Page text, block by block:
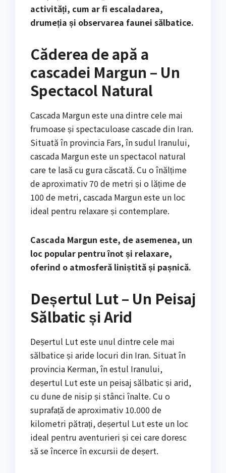
activități, cum ar fi escaladarea,
drumeția și observarea faunei sălbatice.
Căderea de apă a
cascadei Margun – Un
Spectacol Natural
Cascada Margun este una dintre cele mai
frumoase și spectaculoase cascade din Iran.
Situată în provincia Fars, în sudul Iranului,
cascada Margun este un spectacol natural
care te lasă cu gura căscată. Cu o înălțime
de aproximativ 70 de metri și o lățime de
100 de metri, cascada Margun este un loc
ideal pentru relaxare și contemplare.
Cascada Margun este, de asemenea, un
loc popular pentru înot și relaxare,
oferind o atmosferă liniștită și pașnică.
Deșertul Lut – Un Peisaj
Sălbatic și Arid
Deșertul Lut este unul dintre cele mai
sălbatice și aride locuri din Iran. Situat în
provincia Kerman, în estul Iranului,
deșertul Lut este un peisaj sălbatic și arid,
cu dune de nisip și stânci înalte. Cu o
suprafață de aproximativ 10.000 de
kilometri pătrați, deșertul Lut este un loc
ideal pentru aventurieri și cei care doresc
să se încerce în excursii de deșert.